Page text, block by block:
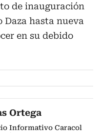
de inauguración
hasta nueva
en su debido
Ortega
Informativo Caracol